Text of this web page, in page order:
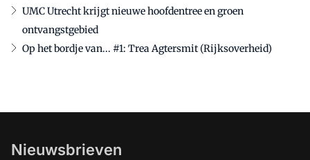
UMC Utrecht krijgt nieuwe hoofdentree en groen
ontvangstgebied
Op het bordje van... #1: Trea Agtersmit (Rijksoverheid)
Nieuwsbrieven